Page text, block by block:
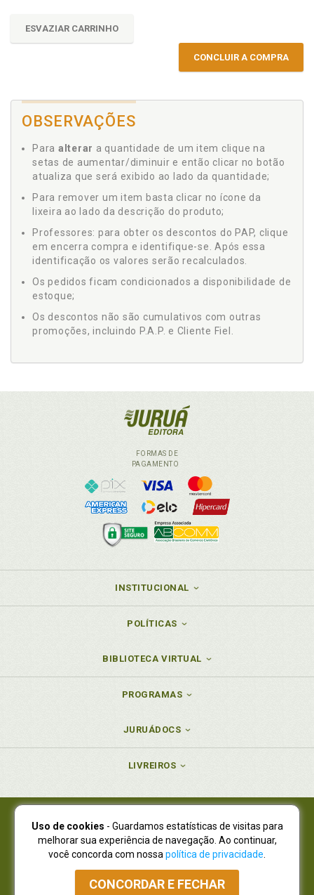
ESVAZIAR CARRINHO
CONCLUIR A COMPRA
OBSERVAÇÕES
Para alterar a quantidade de um item clique na
setas de aumentar/diminuir e então clicar no botão
atualiza que será exibido ao lado da quantidade;
Para remover um item basta clicar no ícone da
lixeira ao lado da descrição do produto;
Professores: para obter os descontos do PAP, clique
em encerra compra e identifique-se. Após essa
identificação os valores serão recalculados.
Os pedidos ficam condicionados a disponibilidade de
estoque;
Os descontos não são cumulativos com outras
promoções, incluindo P.A.P. e Cliente Fiel.
FORMAS DE
PAGAMENTO
INSTITUCIONAL
POLÍTICAS
BIBLIOTECA VIRTUAL
PROGRAMAS
JURUÁDOCS
LIVREIROS
Juruá Editora Ltda., CNPJ 77.535.508/0001-19
Juruá Informática Ltda., CNPJ 01.701.561/0001-80
NOVO ENDEREÇO:R. Flávio Dallegrave, 7665, São Lourenço |
Curitiba - Paraná - CEP 82210-310
Atendimento: (41) 4009-3900|Vendas Atacado: (41) 4009-3939
Uso de cookies - Guardamos estatísticas de visitas para
melhorar sua experiência de navegação. Ao continuar,
você concorda com nossa política de privacidade
CONCORDAR E FECHAR